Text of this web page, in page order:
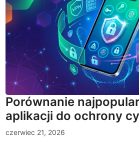
Porównanie
aplikacji do ochrony
czerwiec 21, 2026